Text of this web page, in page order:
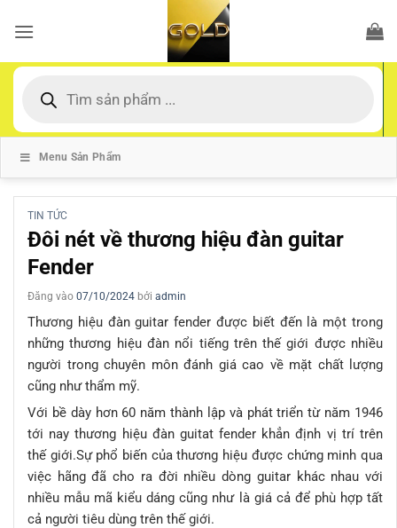
qua
dung
kiếm
Menu Sản Phẩm
TIN TỨC
Đôi nét về thương hiệu đàn guitar
Fender
Đăng vào 07/10/2024 bởi admin
Thương hiệu đàn guitar fender được biết đến là một trong
những thương hiệu đàn nổi tiếng trên thế giới được nhiều
người trong chuyên môn đánh giá cao về mặt chất lượng
cũng như thẩm mỹ.
Với bề dày hơn 60 năm thành lập và phát triển từ năm 1946
tới nay thương hiệu đàn guitat fender khẳn định vị trí trên
thế giới.Sự phổ biến của thương hiệu được chứng minh qua
việc hãng đã cho ra đời nhiều dòng guitar khác nhau với
nhiều mẫu mã kiểu dáng cũng như là giá cả để phù hợp tất
cả người tiêu dùng trên thế giới.